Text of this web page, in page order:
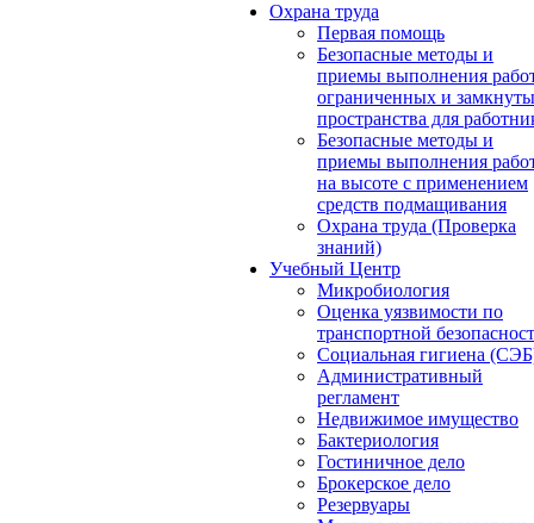
Охрана труда
Первая помощь
Безопасные методы и
приемы выполнения
ограниченных и
пространства для
Безопасные методы и
приемы выполнения
на высоте с применением
средств подмащивания
Охрана труда (Проверка
знаний)
Учебный Центр
Микробиология
Оценка уязвимости по
транспортной
Социальная гигиена
Административный
регламент
Недвижимое имущество
Бактериология
Гостиничное дело
Брокерское дело
Резервуары